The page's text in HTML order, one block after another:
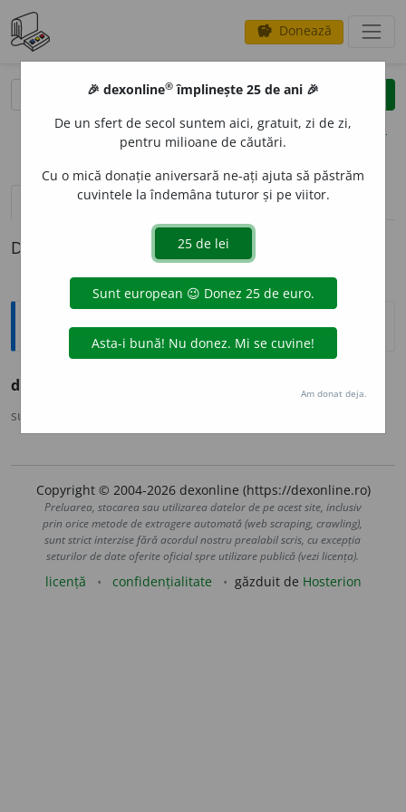
savings Donează
clear
opțiuni
definiții (1) pronunțievolume_up (4)
Definiția cu ID-ul 1154888:
Ortografice DOOM
descifrez
sursa:
Copyright © 2004-2026 dexonline (https://dexonline.ro)
Preluarea, stocarea sau utilizarea datelor de pe acest site, inclusiv
prin orice metode de extragere automată (web scraping, crawling),
sunt strict interzise fără acordul nostru prealabil scris, cu excepția
seturilor de date oferite oficial spre utilizare publică (vezi licența).
licență confidențialitate găzduit de Hosterion
🎉 dexonline® împlinește 25 de ani 🎉
De un sfert de secol suntem aici, gratuit, zi de zi,
pentru milioane de căutări.
Cu o mică donație aniversară ne-ați ajuta să păstrăm
cuvintele la îndemâna tuturor și pe viitor.
Am donat deja.